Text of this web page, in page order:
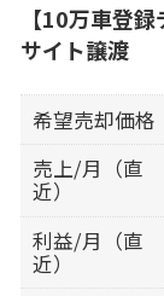
【10万車登
サイト譲渡
希望売却価格
売上/月（直
近）
利益/月（直
近）